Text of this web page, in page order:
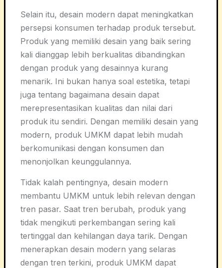
Selain itu, desain modern dapat meningkatkan
persepsi konsumen terhadap produk tersebut.
Produk yang memiliki desain yang baik sering
kali dianggap lebih berkualitas dibandingkan
dengan produk yang desainnya kurang
menarik. Ini bukan hanya soal estetika, tetapi
juga tentang bagaimana desain dapat
merepresentasikan kualitas dan nilai dari
produk itu sendiri. Dengan memiliki desain yang
modern, produk UMKM dapat lebih mudah
berkomunikasi dengan konsumen dan
menonjolkan keunggulannya.
Tidak kalah pentingnya, desain modern
membantu UMKM untuk lebih relevan dengan
tren pasar. Saat tren berubah, produk yang
tidak mengikuti perkembangan sering kali
tertinggal dan kehilangan daya tarik. Dengan
menerapkan desain modern yang selaras
dengan tren terkini, produk UMKM dapat